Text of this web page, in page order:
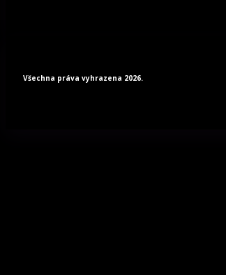
Všechna práva vyhrazena 2026.